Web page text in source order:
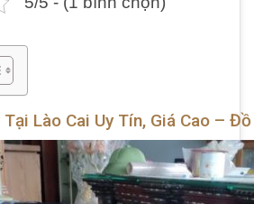
Lào Cai Uy Tín, Giá Cao –